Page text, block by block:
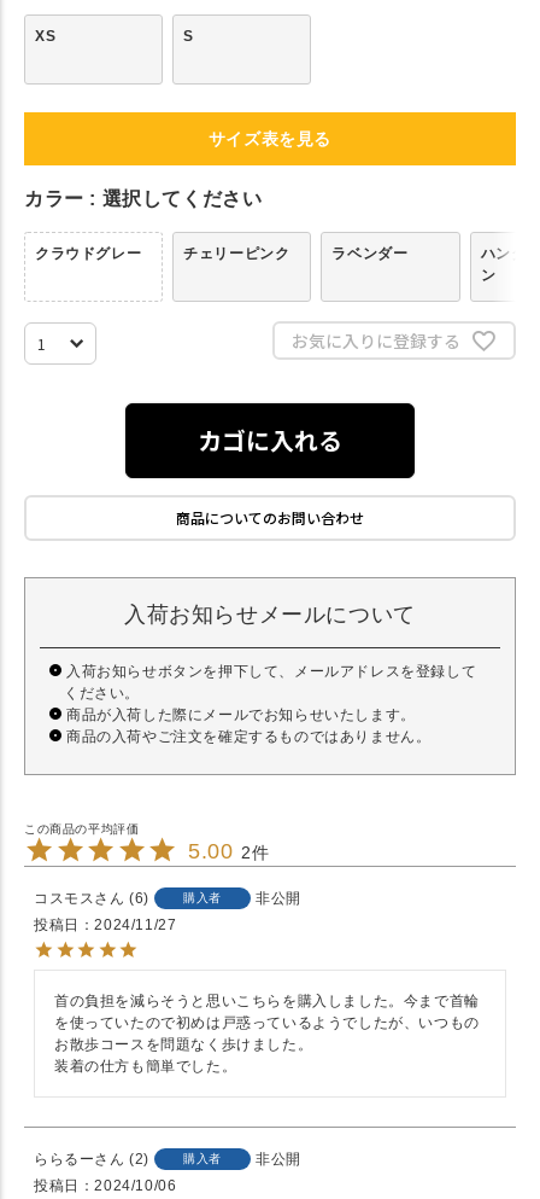
XS S
サイズ表を見る
カラー 選択してください
クラウドグレー チェリーピンク ラベンダー
ハンタ
ン
お気に入りに登録する
カゴに入れる
商品についてのお問い合わせ
入荷お知らせメールについて
入荷お知らせボタンを押下して、メールアドレスを登録して
ください。
商品が入荷した際にメールでお知らせいたします。
商品の入荷やご注文を確定するものではありません。
5.00 2
コスモス 6 購入者
非公開
投稿日
2024/11/27
首の負担を減らそうと思いこちらを購入しました。今まで首輪
を使っていたので初めは戸惑っているようでしたが、いつもの
お散歩コースを問題なく歩けました。
装着の仕方も簡単でした。
ららるー 2 購入者
非公開
投稿日
2024/10/06